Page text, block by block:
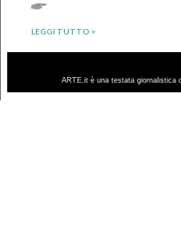
LEGGI TUTTO >
ARTE.it è una testata giornalistica